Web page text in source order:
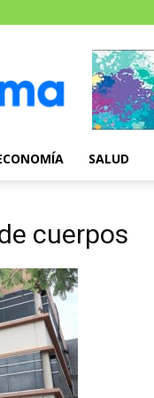
SALUD
cuerpos